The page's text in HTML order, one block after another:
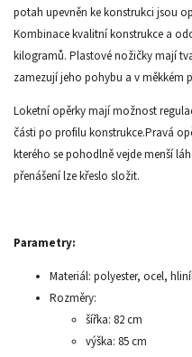
potah upevněn ke konstrukci jsou
Kombinace kvalitní konstrukce a
kilogramů. Plastové nožičky mají
zamezují jeho pohybu a v měkkém
Loketní opěrky mají možnost
části po profilu konstrukce.Pravá
kterého se pohodlně vejde menší
přenášení lze křeslo složit.
Parametry:
Materiál: polyester, ocel,
Rozměry:
šířka: 82 cm
výška: 85 cm